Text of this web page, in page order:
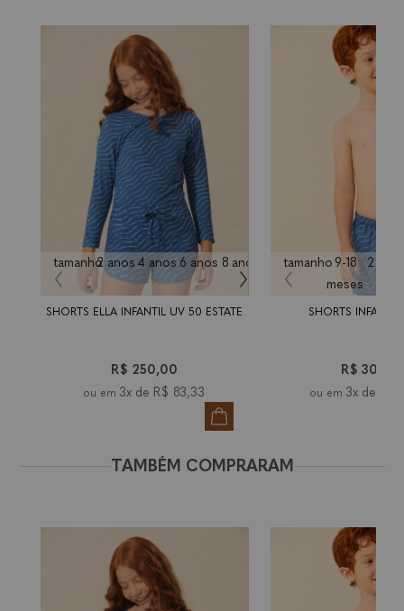
SHORTS ELLA INFANTIL UV 50 ESTATE
R$ 250,00
3x de R$ 83,33
tamanho2 anos 4 anos 6 anos 8 anos
10
anos
12
anos
SHORTS INFANTIL
R$
3x de
tamanho 9-18
meses
2
TAMBÉM COMPRARAM